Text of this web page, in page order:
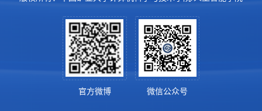
官方微博 微信公众号